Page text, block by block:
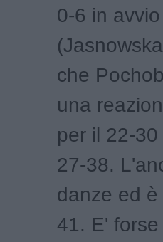
0-6 in
che
una
per il 22-
27-38.
danze ed
41. E'